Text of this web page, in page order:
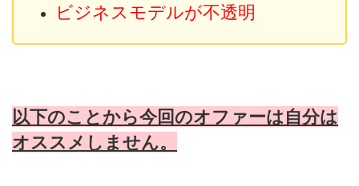
ビジネスモデルが不透明
以下のことから今回のオファーは自分は
オススメしません。